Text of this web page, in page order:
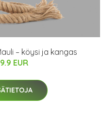
– köysi ja kangas
EUR